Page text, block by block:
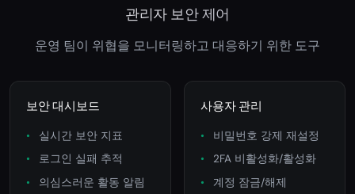
관리자 보안 제어
운영 팀이 위협을 모니터링하고 대응하기 위한 도구
보안 대시보드
실시간 보안 지표
로그인 실패 추적
의심스러운 활동 알림
사용자 관리
비밀번호 강제 재설정
2FA 비활성화/활성화
계정 잠금/해제